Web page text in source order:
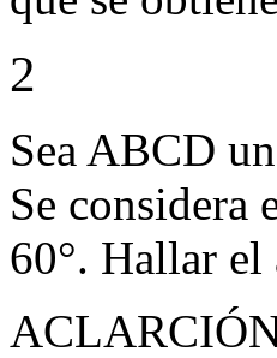
2
Sea ABCD
Se considera
60°. Hallar